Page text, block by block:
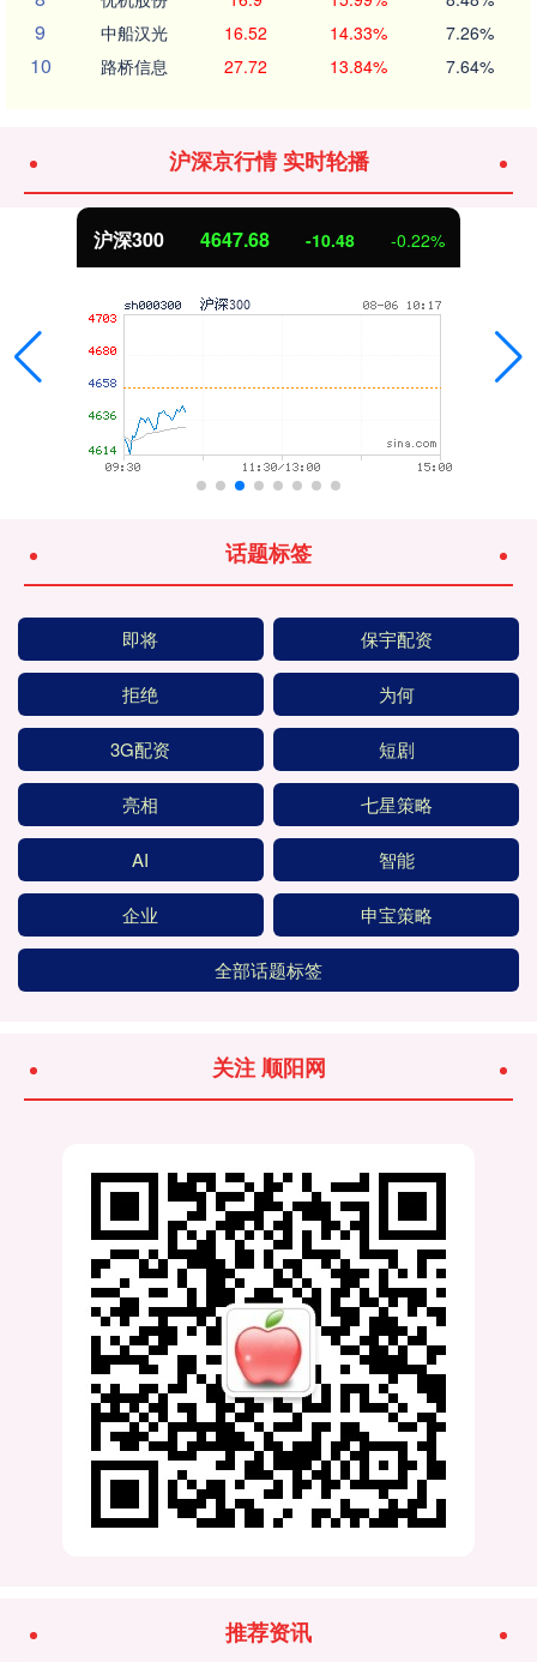
9 中船汉光 16.52 14.33% 7.26%
10 路桥信息 27.72 13.84% 7.64%
沪深京行情 实时轮播
沪深300 4647.68 -10.48 -0.22%
话题标签
即将 保宇配资
拒绝 为何
3G配资 短剧
亮相 七星策略
AI 智能
企业 申宝策略
全部话题标签
关注 顺阳网
推荐资讯